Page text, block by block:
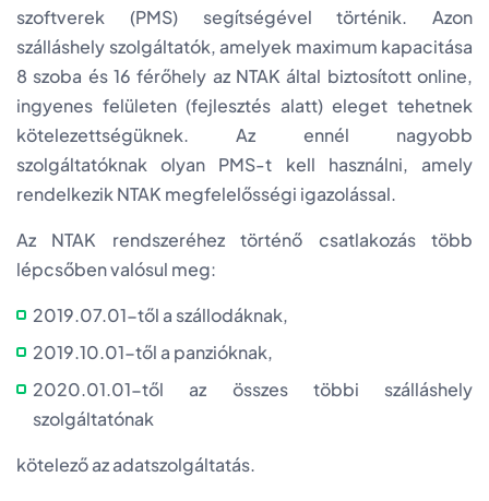
szoftverek (PMS) segítségével történik. Azon
szálláshely szolgáltatók, amelyek maximum kapacitása
8 szoba és 16 férőhely az NTAK által biztosított online,
ingyenes felületen (fejlesztés alatt) eleget tehetnek
kötelezettségüknek. Az ennél nagyobb
szolgáltatóknak olyan PMS-t kell használni, amely
rendelkezik NTAK megfelelősségi igazolással.
Az NTAK rendszeréhez történő csatlakozás több
lépcsőben valósul meg:
2019.07.01-től a szállodáknak,
2019.10.01-től a panzióknak,
2020.01.01-től az összes többi szálláshely
szolgáltatónak
kötelező az adatszolgáltatás.